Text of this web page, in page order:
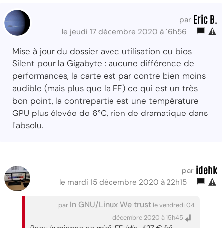
par Eric B.
le jeudi 17 décembre 2020 à 16h56
Mise à jour du dossier avec utilisation du bios
Silent pour la Gigabyte : aucune différence de
performances, la carte est par contre bien moins
audible (mais plus que la FE) ce qui est un très
bon point, la contrepartie est une température
GPU plus élevée de 6°C, rien de dramatique dans
l'absolu.
par idehk
le mardi 15 décembre 2020 à 22h15
par In GNU/Linux We trust le vendredi 04
décembre 2020 à 15h45